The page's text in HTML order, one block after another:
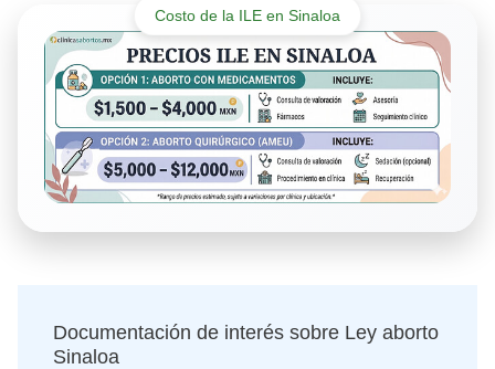
Costo de la ILE en Sinaloa
Documentación de interés sobre Ley aborto
Sinaloa